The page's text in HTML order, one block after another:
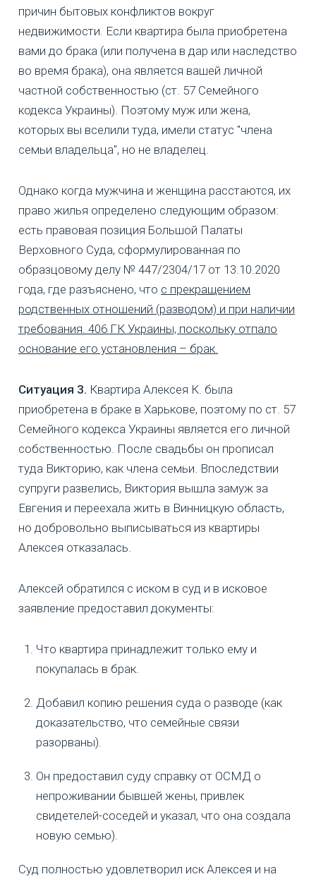
причин бытовых конфликтов вокруг
недвижимости. Если квартира была приобретена
вами до брака (или получена в дар или наследство
во время брака), она является вашей личной
частной собственностью (ст. 57 Семейного
кодекса Украины). Поэтому муж или жена,
которых вы вселили туда, имели статус "члена
семьи владельца", но не владелец.
Однако когда мужчина и женщина расстаются, их
право жилья определено следующим образом:
есть правовая позиция Большой Палаты
Верховного Суда, сформулированная по
образцовому делу № 447/2304/17 от 13.10.2020
года, где разъяснено, что с прекращением
родственных отношений (разводом) и при наличии
требования. 406 ГК Украины, поскольку отпало
основание его установления – брак.
Ситуация 3. Квартира Алексея К. была
приобретена в браке в Харькове, поэтому по ст. 57
Семейного кодекса Украины является его личной
собственностью. После свадьбы он прописал
туда Викторию, как члена семьи. Впоследствии
супруги развелись, Виктория вышла замуж за
Евгения и переехала жить в Винницкую область,
но добровольно выписываться из квартиры
Алексея отказалась.
Алексей обратился с иском в суд и в исковое
заявление предоставил документы:
Что квартира принадлежит только ему и
покупалась в брак.
Добавил копию решения суда о разводе (как
доказательство, что семейные связи
разорваны).
Он предоставил суду справку от ОСМД о
непроживании бывшей жены, привлек
свидетелей-соседей и указал, что она создала
новую семью).
Суд полностью удовлетворил иск Алексея и на